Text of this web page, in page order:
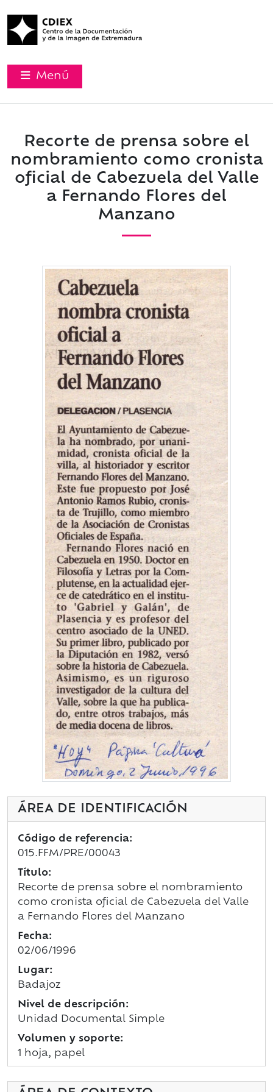
Menú
Recorte de prensa sobre el
nombramiento como cronista
oficial de Cabezuela del Valle
a Fernando Flores del
Manzano
ÁREA DE IDENTIFICACIÓN
Código de referencia:
015.FFM/PRE/00043
Título:
Recorte de prensa sobre el nombramiento
como cronista oficial de Cabezuela del Valle
a Fernando Flores del Manzano
Fecha:
02/06/1996
Lugar:
Badajoz
Nivel de descripción:
Unidad Documental Simple
Volumen y soporte:
1 hoja, papel